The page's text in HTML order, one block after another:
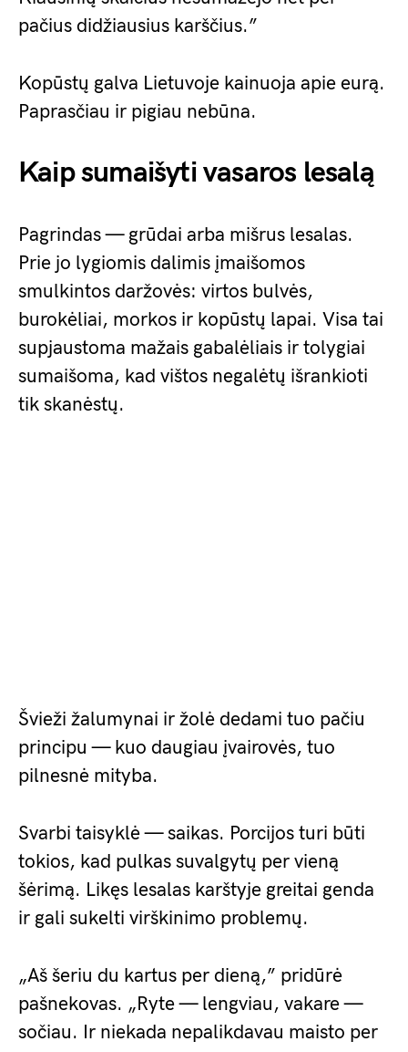
pačius didžiausius karščius.”
Kopūstų galva Lietuvoje kainuoja apie eurą.
Paprasčiau ir pigiau nebūna.
Kaip sumaišyti vasaros lesalą
Pagrindas — grūdai arba mišrus lesalas.
Prie jo lygiomis dalimis įmaišomos
smulkintos daržovės: virtos bulvės,
burokėliai, morkos ir kopūstų lapai. Visa tai
supjaustoma mažais gabalėliais ir tolygiai
sumaišoma, kad vištos negalėtų išrankioti
tik skanėstų.
Švieži žalumynai ir žolė dedami tuo pačiu
principu — kuo daugiau įvairovės, tuo
pilnesnė mityba.
Svarbi taisyklė — saikas. Porcijos turi būti
tokios, kad pulkas suvalgytų per vieną
šėrimą. Likęs lesalas karštyje greitai genda
ir gali sukelti virškinimo problemų.
„Aš šeriu du kartus per dieną,” pridūrė
pašnekovas. „Ryte — lengviau, vakare —
sočiau. Ir niekada nepalikdavau maisto per